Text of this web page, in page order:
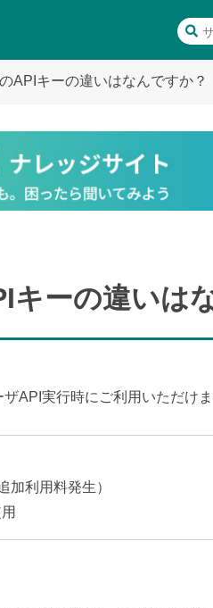
APIキーの違いはなんですか？
ーの違いは
API実行時にご利用いただけま
加利用料発生）